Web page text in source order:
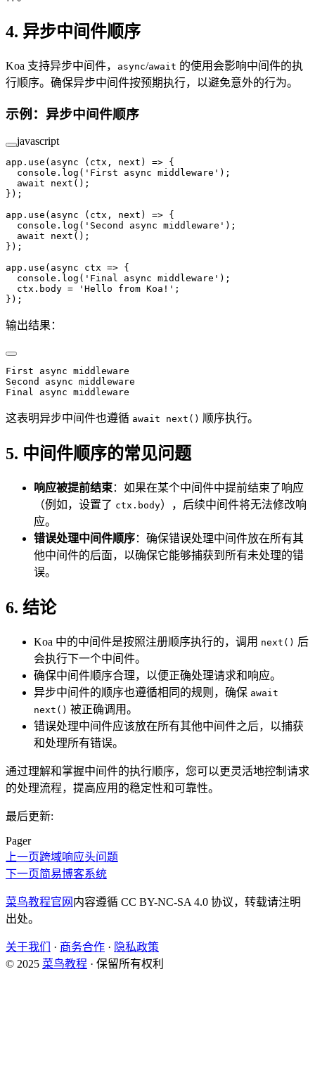
4. 异步中间件顺序
Koa 支持异步中间件， async/await 的使用会影响中间件的执
行顺序。确保异步中间件按预期执行，以避免意外的行为。
示例：异步中间件顺序
javascript
app. use ( async ( ctx , next ) => {
  console.
log ( 'First async middleware' );
  await
next ();
});
app. use ( async ( ctx , next ) => {
  console.
log ( 'Second async middleware' );
  await
next ();
});
app. use ( async ctx => {
  console.
log ( 'Final async middleware' );
  ctx.body
= 'Hello from Koa!' ;
});
输出结果：
First async middleware
Second async middleware
Final async middleware
这表明异步中间件也遵循 await next() 顺序执行。
5. 中间件顺序的常见问题
响应被提前结束：如果在某个中间件中提前结束了响应
（例如，设置了 ctx.body），后续中间件将无法修改响
应。
错误处理中间件顺序：确保错误处理中间件放在所有其
他中间件的后面，以确保它能够捕获到所有未处理的错
误。
6. 结论
Koa 中的中间件是按照注册顺序执行的，调用 next() 后
会执行下一个中间件。
确保中间件顺序合理，以便正确处理请求和响应。
异步中间件的顺序也遵循相同的规则，确保 await
next() 被正确调用。
错误处理中间件应该放在所有其他中间件之后，以捕获
和处理所有错误。
通过理解和掌握中间件的执行顺序，您可以更灵活地控制请求
的处理流程，提高应用的稳定性和可靠性。
最后更新:
Pager
上一页跨域响应头问题
下一页简易博客系统
菜鸟教程官网 内容遵循 CC BY-NC-SA 4.0 协议，转载请注明
出处。
关于我们 · 商务合作 · 隐私政策
© 2025 菜鸟教程 · 保留所有权利